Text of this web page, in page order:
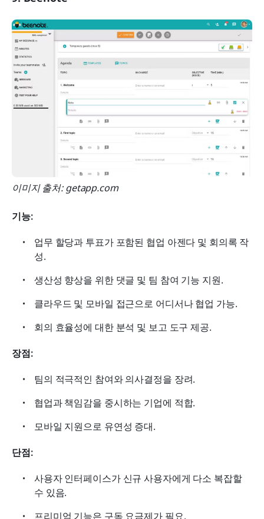
이미지 출처: getapp.com
기능:
업무 할당과 투표가 포함된 협업 아젠다 및 회의록 작
성.
생산성 향상을 위한 댓글 및 팀 참여 기능 지원.
클라우드 및 모바일 접근으로 어디서나 협업 가능.
회의 효율성에 대한 분석 및 보고 도구 제공.
장점:
팀의 적극적인 참여와 의사결정을 장려.
협업과 책임감을 중시하는 기업에 적합.
모바일 지원으로 유연성 증대.
단점:
사용자 인터페이스가 신규 사용자에게 다소 복잡할
수 있음.
프리미엄 기능은 구독 요금제가 필요.